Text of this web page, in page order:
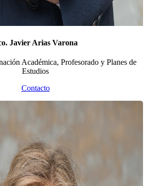
Javier Arias Varona
Académica, Profesorado y Planes de
Estudios
Contacto